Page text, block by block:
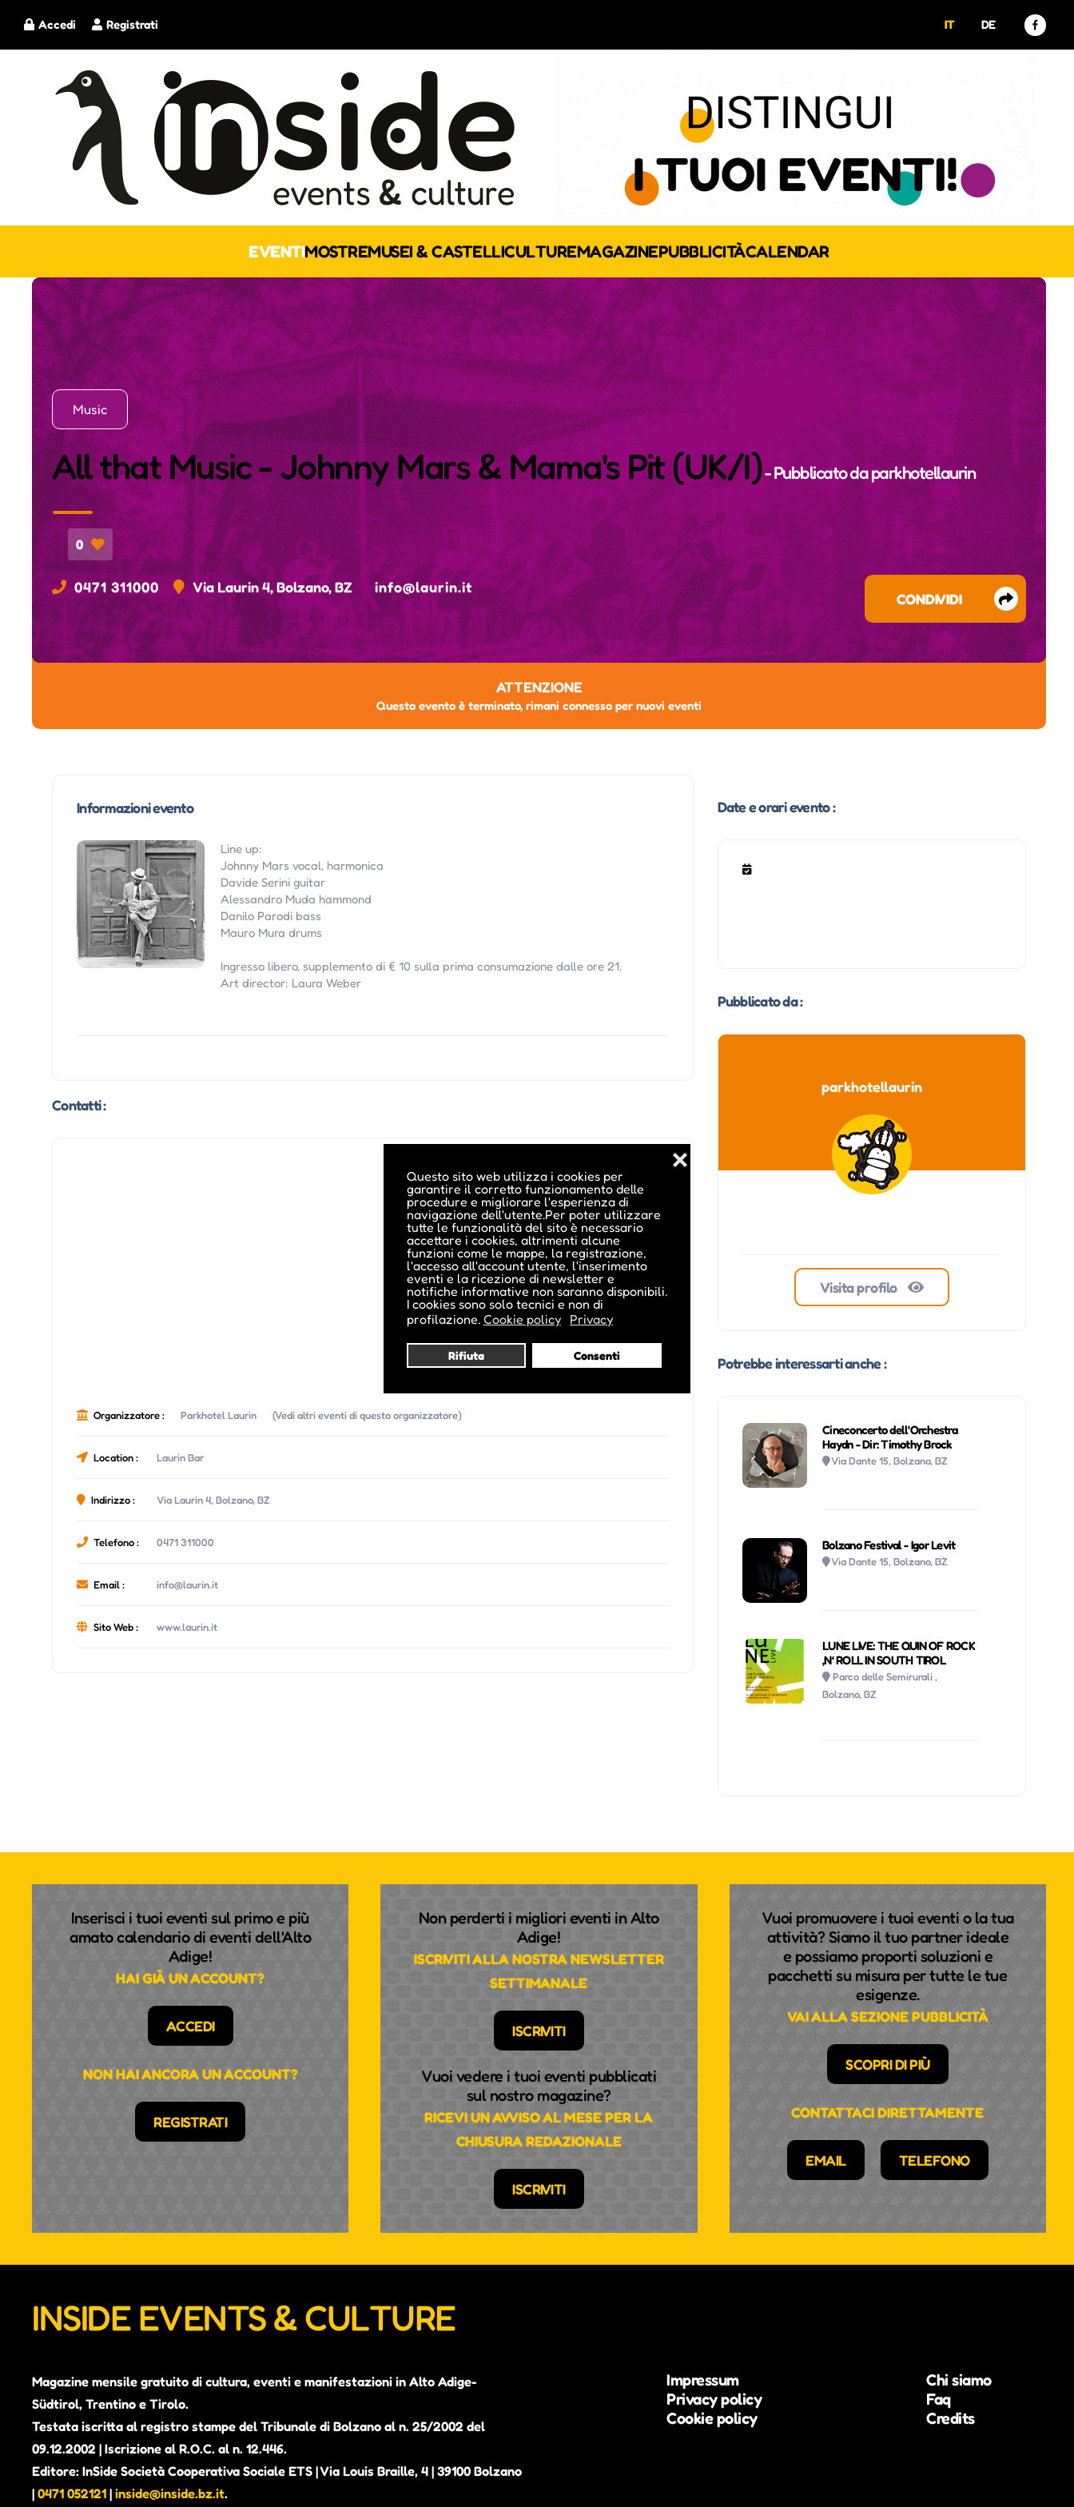
Questo sito web utilizza i cookies per
garantire il corretto funzionamento delle
procedure e migliorare l'esperienza di
navigazione dell'utente.Per poter utilizzare
tutte le funzionalità del sito è necessario
accettare i cookies, altrimenti alcune
funzioni come le mappe, la registrazione,
l'accesso all'account utente, l'inserimento
eventi e la ricezione di newsletter e
notifiche informative non saranno disponibili.
I cookies sono solo tecnici e non di
profilazione. Cookie policy Privacy
Rifiuta Consenti
❌
Registrati
Accedi IT DE
EVENTIMOSTREMUSEI & CASTELLICULTUREMAGAZINEPUBBLICITÀCALENDAR
Music
All that Music - Johnny Mars & Mama's Pit (UK/I)- Pubblicato daparkhotellaurin
0
0471 311000 Via Laurin 4, Bolzano, BZ info@laurin.it
CONDIVIDI
ATTENZIONE
Questo evento è terminato, rimani connesso per nuovi eventi
Informazioni evento
Line up:
Johnny Mars vocal, harmonica
Davide Serini guitar
Alessandro Muda hammond
Danilo Parodi bass
Mauro Mura drums
Ingresso libero, supplemento di € 10 sulla prima consumazione dalle ore 21.
Art director: Laura Weber
Contatti :
Organizzatore : Parkhotel Laurin (Vedi altri eventi di questo organizzatore)
Location : Laurin Bar
Indirizzo : Via Laurin 4, Bolzano, BZ
Telefono : 0471 311000
Email : info@laurin.it
Sito Web : www.laurin.it
Date e orari evento :
Pubblicato da :
parkhotellaurin
Visita profilo
Potrebbe interessarti anche :
Cineconcerto dell'Orchestra
Haydn - Dir: Timothy Brock
Via Dante 15, Bolzano, BZ
Bolzano Festival - Igor Levit
Via Dante 15, Bolzano, BZ
LUNE LIVE: THE QUIN OF ROCK
‚N‘ ROLL IN SOUTH TIROL
Parco delle Semirurali ,
Bolzano, BZ
Inserisci i tuoi eventi sul primo e più
amato calendario di eventi dell'Alto
Adige!
HAI GIÀ UN ACCOUNT?
ACCEDI
NON HAI ANCORA UN ACCOUNT?
REGISTRATI
Non perderti i migliori eventi in Alto
Adige!
ISCRIVITI ALLA NOSTRA NEWSLETTER
SETTIMANALE
ISCRIVITI
Vuoi vedere i tuoi eventi pubblicati
sul nostro magazine?
RICEVI UN AVVISO AL MESE PER LA
CHIUSURA REDAZIONALE
ISCRIVITI
Vuoi promuovere i tuoi eventi o la tua
attività? Siamo il tuo partner ideale
e possiamo proporti soluzioni e
pacchetti su misura per tutte le tue
esigenze.
VAI ALLA SEZIONE PUBBLICITÀ
SCOPRI DI PIÙ
CONTATTACI DIRETTAMENTE
EMAIL TELEFONO
INSIDE EVENTS & CULTURE
Magazine mensile gratuito di cultura, eventi e manifestazioni in Alto Adige-
Südtirol, Trentino e Tirolo.
Testata iscritta al registro stampe del Tribunale di Bolzano al n. 25/2002 del
09.12.2002 | Iscrizione al R.O.C. al n. 12.446.
Editore: InSide Società Cooperativa Sociale ETS | Via Louis Braille, 4 | 39100 Bolzano
| 0471 052121 | inside@inside.bz.it.
Impressum
Privacy policy
Cookie policy
Chi siamo
Faq
Credits